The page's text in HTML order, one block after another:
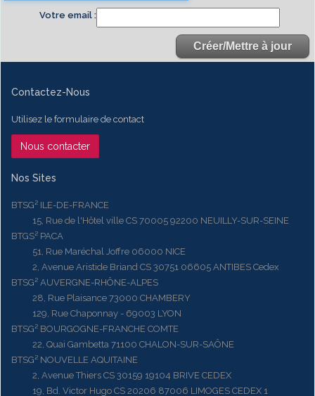
Votre email
Contactez-Nous
Utilisez le formulaire de contact
Nous contacter
Nos Sites
BTSG² ILE-DE-FRANCE
15, Rue de l'Hôtel ville CS 70005 92200 NEUILLY-SUR-SEINE
BTGS² PACA
51, Rue Maréchal Joffre 06000 NICE
2, Avenue Aristide Briand CS 30751 06605 ANTIBES Cedex
BTSG² AUVERGNE-RHÔNE-ALPES
28, Rue Plaisance 73000 CHAMBERY
129, Rue Chaponnay - 69003 LYON
BTSG² BOURGOGNE-FRANCHE COMTE
22, Quai Gambetta 71100 CHALON-SUR-SAÔNE
BTSG² NOUVELLE AQUITAINE
2, Avenue Thiers CS 30159 19104 BRIVE CEDEX
19, Bd. Victor Hugo CS 20206 87006 LIMOGES CEDEX 1